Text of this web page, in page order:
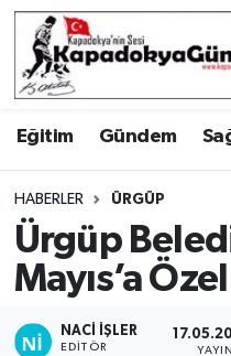
Eğitim Gündem
HABERLER ÜRGÜP
Ürgüp
Mayıs’a
NACI İŞLER
EDITÖR
Hava Durumu
Trafik Durumu
Süper Lig Puan
Tüm Manşetler